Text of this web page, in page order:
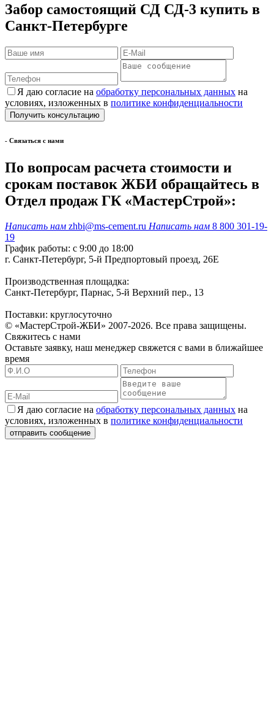
Забор самостоящий СД СД-3 купить в
Санкт-Петербурге
Я даю согласие на обработку персональных данных на
условиях, изложенных в политике конфиденциальности
- Cвязаться с нами
По вопросам расчета стоимости и
срокам поставок ЖБИ обращайтесь в
Отдел продаж ГК «МастерСтрой»:
Написать нам zhbi@ms-cement.ru Написать нам 8 800 301-19-
19
График работы: с 9:00 до 18:00
г. Санкт-Петербург, 5-й Предпортовый проезд, 26Е
Производственная площадка:
Санкт-Петербург, Парнас, 5-й Верхний пер., 13
Поставки: круглосуточно
© «МастерСтрой-ЖБИ» 2007-2026. Все права защищены.
Свяжитесь с нами
Оставьте заявку, наш менеджер свяжется с вами в ближайшее
время
Я даю согласие на обработку персональных данных на
условиях, изложенных в политике конфиденциальности